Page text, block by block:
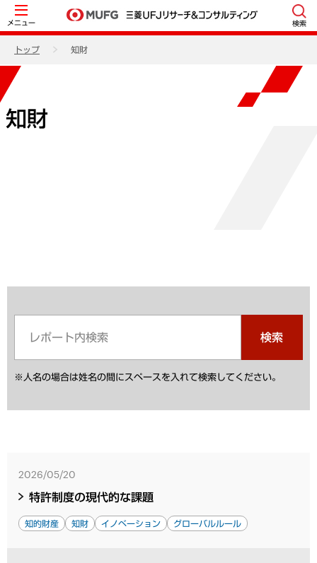
メニュー 検索
トップ 知財
知財
検索
※人名の場合は姓名の間にスペースを入れて検索してください。
2026/05/20
特許制度の現代的な課題
知的財産 知財 イノベーション グローバルルール